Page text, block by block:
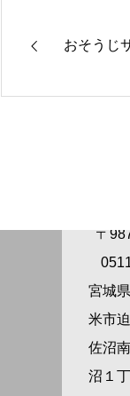
おそうじ
〒
宮城
米市
佐沼
沼１